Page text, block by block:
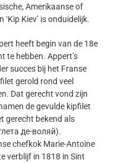
Amerikaanse of
Kiev’ is onduidelijk.
heeft begin van de 18e
te hebben. Appert’s
succes bij het Franse
gerold rond veel
Dat gerecht vond zijn
de gevulde kipfilet
gerecht bekend als
де-воляй).
chefkok Marie-Antoine
verblijf in 1818 in Sint